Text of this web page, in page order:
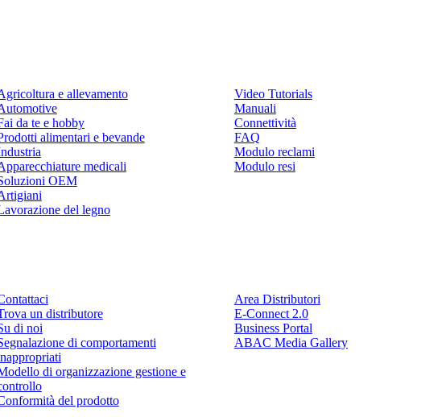
e allevamento
da te e hobby
alimentari e bevande
medicali
OEM
del legno
Video Tutorials
Manuali
Connettività
FAQ
Modulo reclami
Modulo resi
un distributore
di noi
di comportamenti
di organizzazione gestione e
del prodotto
Area Distributori
E-Connect 2.0
Business Portal
ABAC Media Gallery